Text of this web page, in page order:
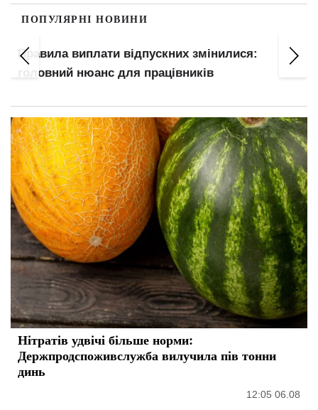
ПОПУЛЯРНІ НОВИНИ
виплати відпускних змінилися:
нюанс для працівників
Нітратів удвічі більше норми:
Держпродспоживслужба вилучила пів тонни
динь
12:05 06.08